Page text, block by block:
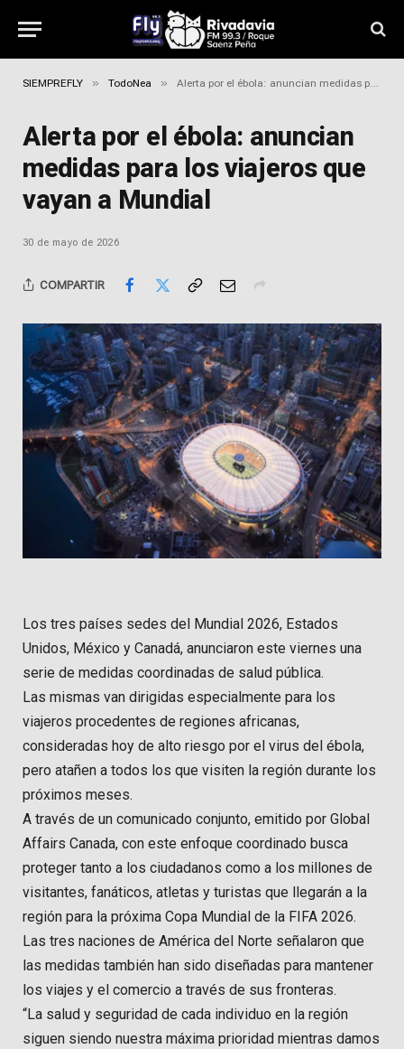
SIEMPREFLY » TodoNea » Alerta por el ébola: anuncian medidas para los viajeros que vayan a Mundial
Alerta por el ébola: anuncian
medidas para los viajeros que
vayan a Mundial
30 de mayo de 2026
COMPARTIR
Los tres países sedes del Mundial 2026, Estados
Unidos, México y Canadá, anunciaron este viernes una
serie de medidas coordinadas de salud pública.
Las mismas van dirigidas especialmente para los
viajeros procedentes de regiones africanas,
consideradas hoy de alto riesgo por el virus del ébola,
pero atañen a todos los que visiten la región durante los
próximos meses.
A través de un comunicado conjunto, emitido por Global
Affairs Canada, con este enfoque coordinado busca
proteger tanto a los ciudadanos como a los millones de
visitantes, fanáticos, atletas y turistas que llegarán a la
región para la próxima Copa Mundial de la FIFA 2026.
Las tres naciones de América del Norte señalaron que
las medidas también han sido diseñadas para mantener
los viajes y el comercio a través de sus fronteras.
“La salud y seguridad de cada individuo en la región
siguen siendo nuestra máxima prioridad mientras damos